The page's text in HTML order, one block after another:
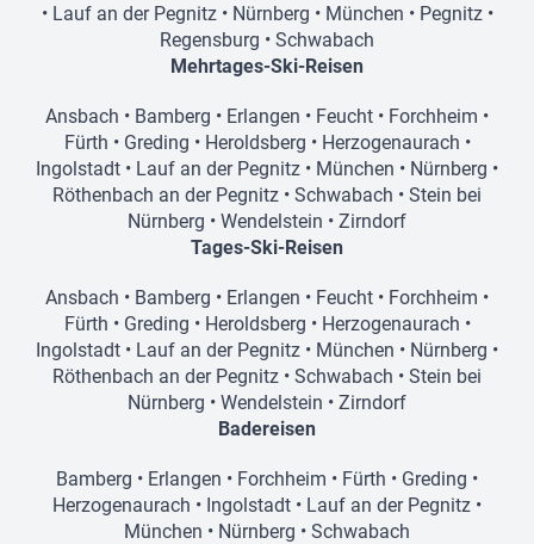
• Lauf an der Pegnitz• Nürnberg • München • Pegnitz•
Regensburg • Schwabach
Mehrtages-Ski-Reisen
Ansbach • Bamberg • Erlangen • Feucht • Forchheim •
Fürth • Greding • Heroldsberg • Herzogenaurach •
Ingolstadt • Lauf an der Pegnitz • München • Nürnberg •
Röthenbach an der Pegnitz • Schwabach • Stein bei
Nürnberg • Wendelstein • Zirndorf
Tages-Ski-Reisen
Ansbach • Bamberg • Erlangen • Feucht • Forchheim •
Fürth • Greding • Heroldsberg • Herzogenaurach •
Ingolstadt • Lauf an der Pegnitz • München • Nürnberg •
Röthenbach an der Pegnitz • Schwabach • Stein bei
Nürnberg • Wendelstein • Zirndorf
Badereisen
Bamberg • Erlangen • Forchheim • Fürth • Greding •
Herzogenaurach • Ingolstadt • Lauf an der Pegnitz •
München • Nürnberg • Schwabach